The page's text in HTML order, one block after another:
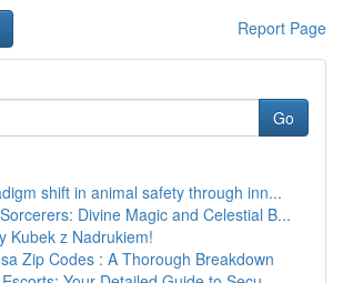
Report Page
Go
shift in animal safety through inn...
Divine Magic and Celestial B...
Kubek z Nadrukiem!
Zip Codes : A Thorough Breakdown